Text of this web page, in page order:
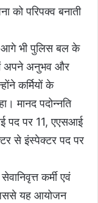
को परिपक्व बनाती
आगे भी पुलिस बल के
में अपने अनुभव और
कर्मियों के
मानद पदोन्नति
पद पर 11, एएसआई
से इंस्पेक्टर पद पर
कर्मी एवं
यह आयोजन